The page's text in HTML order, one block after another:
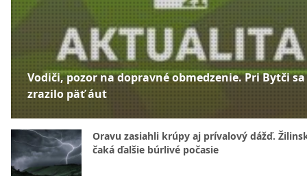
Vodiči, pozor na dopravné obmedzenie. Pri Bytči sa
zrazilo päť áut
Oravu zasiahli krúpy aj prívalový dážď.
čaká ďalšie búrlivé počasie